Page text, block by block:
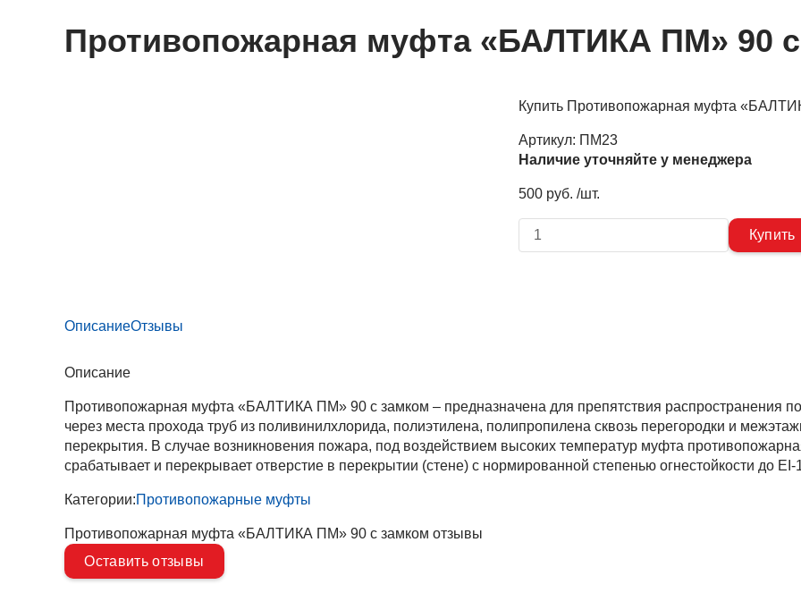
Противопожарная муфта «БАЛТИКА ПМ» 90
Купить Противопожарная муфта
Артикул: ПМ23
Наличие уточняйте у менеджера
500 руб. /шт.
ОписаниеОтзывы
Описание
Противопожарная муфта «БАЛТИКА ПМ» 90 с замком – предназначена для препятствия распространения
через места прохода труб из поливинилхлорида, полиэтилена, полипропилена сквозь перегородки и
перекрытия. В случае возникновения пожара, под воздействием высоких температур муфта
срабатывает и перекрывает отверстие в перекрытии (стене) с нормированной степенью огнестойкости до EI-
Категории:Противопожарные муфты
Противопожарная муфта «БАЛТИКА ПМ» 90 с замком отзывы
Оставить отзывы